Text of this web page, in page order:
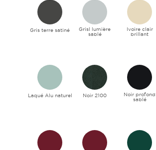
Gris terre satiné Grisl lumière
sablé
Ivoire clair
brillant
Laqué Alu naturel Noir 2100 Noir profond
sablé